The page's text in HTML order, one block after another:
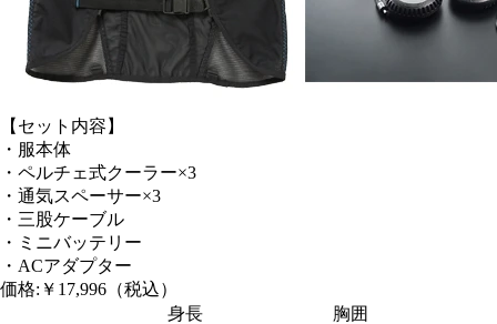
【セット内容】
・服本体
・ペルチェ式クーラー×3
・通気スペーサー×3
・三股ケーブル
・ミニバッテリー
・ACアダプター
価格: ￥17,996 （税込）
身長
胸囲